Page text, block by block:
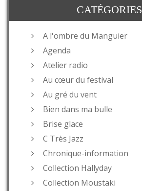
CATÉGORIES
A l'ombre du Manguier
Agenda
Atelier radio
Au cœur du festival
Au gré du vent
Bien dans ma bulle
Brise glace
C Très Jazz
Chronique-information
Collection Hallyday
Collection Moustaki